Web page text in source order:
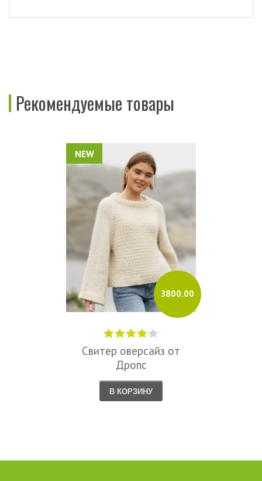
Рекомендуемые товары
3800.00
NEW
Свитер оверсайз от
Дропс
В КОРЗИНУ